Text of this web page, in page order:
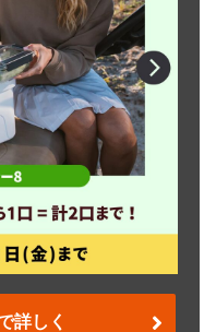
詳しく